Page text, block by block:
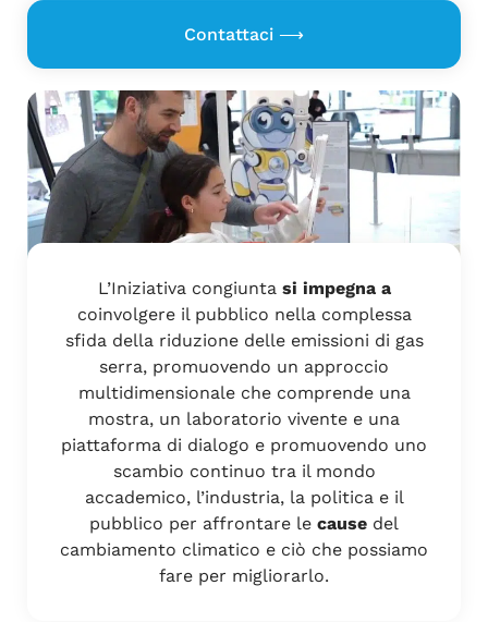
L’Iniziativa congiunta si impegna a
coinvolgere il pubblico nella complessa
sfida della riduzione delle emissioni di gas
serra, promuovendo un approccio
multidimensionale che comprende una
mostra, un laboratorio vivente e una
piattaforma di dialogo e promuovendo uno
scambio continuo tra il mondo
accademico, l’industria, la politica e il
pubblico per affrontare le cause del
cambiamento climatico e ciò che possiamo
fare per migliorarlo.
Contattaci ⟶